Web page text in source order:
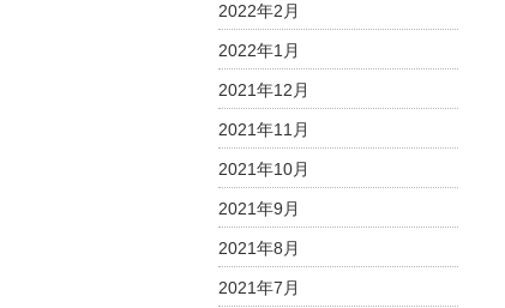
2022年2月
2022年1月
2021年12月
2021年11月
2021年10月
2021年9月
2021年8月
2021年7月